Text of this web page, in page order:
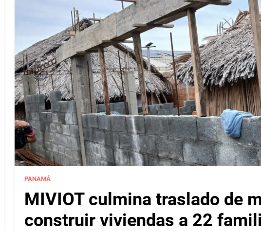
PANAMÁ
MIVIOT culmina traslado de
construir viviendas a 22